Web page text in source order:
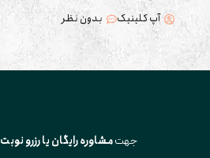
آپ کلینیک
بدون نظر
جهتمشاوره رایگان یا رزرو نوبت